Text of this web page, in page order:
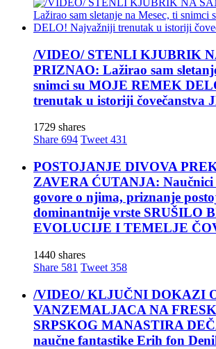
/VIDEO/ STENLI KJUBRIK
PRIZNAO: Lažirao sam
snimci su MOJE REMEK
trenutak u istoriji čovečanstva
1729 shares
Share 694 Tweet 431
POSTOJANJE DIVOVA
ZAVERA ĆUTANJA: Naučnici
govore o njima, priznanje
dominantnije vrste SRUŠILO
EVOLUCIJE I TEMELJE
1440 shares
Share 581 Tweet 358
/VIDEO/ KLJUČNI DOKAZI
VANZEMALJACA NA
SRPSKOG MANASTIRA
naučne fantastike Erih fon